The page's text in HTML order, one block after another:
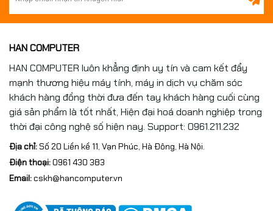
HAN COMPUTER
HAN COMPUTER luôn khẳng định uy tín và cam kết đẩy
mạnh thương hiệu máy tính, máy in dịch vụ chăm sóc
khách hàng đồng thời đưa đến tay khách hàng cuối cùng
giá sản phẩm là tốt nhất, Hiện đại hoá doanh nghiệp trong
thời đại công nghệ số hiện nay. Support: 0961.211.232
Địa chỉ:Số 20 Liền kề 11, Vạn Phúc, Hà Đông, Hà Nội.
Điện thoại:0961 430 383
Email:cskh@hancomputer.vn